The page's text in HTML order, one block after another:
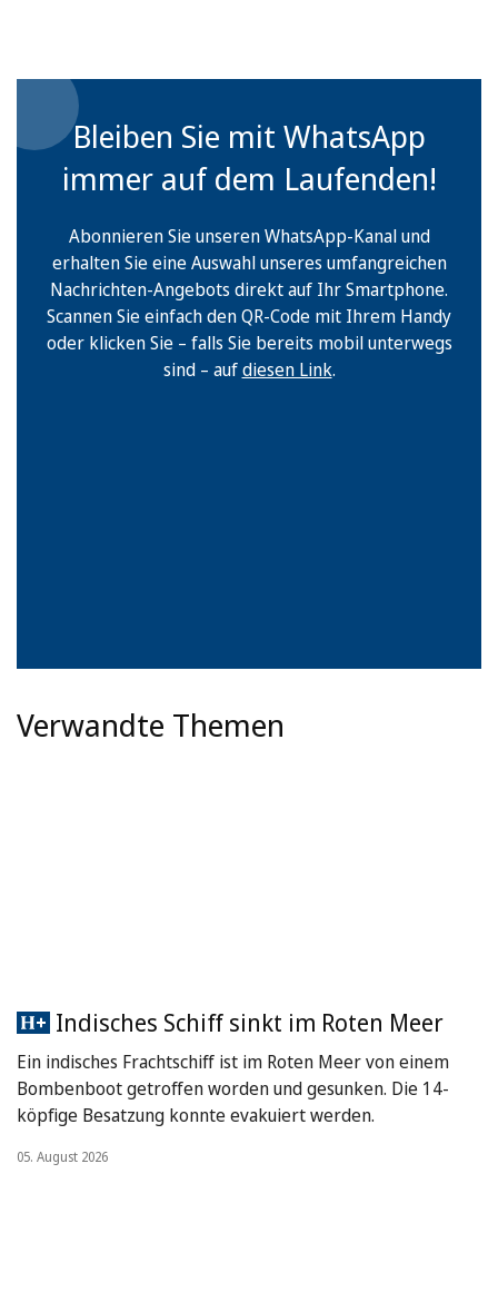
Bleiben Sie mit WhatsApp
immer auf dem Laufenden!
Abonnieren Sie unseren WhatsApp-Kanal und
erhalten Sie eine Auswahl unseres umfangreichen
Nachrichten-Angebots direkt auf Ihr Smartphone.
Scannen Sie einfach den QR-Code mit Ihrem Handy
oder klicken Sie – falls Sie bereits mobil unterwegs
sind – aufdiesen Link.
Verwandte Themen
Indisches Schiff sinkt im Roten Meer
Ein indisches Frachtschiff ist im Roten Meer von einem
Bombenboot getroffen worden und gesunken. Die 14-
köpfige Besatzung konnte evakuiert werden.
05. August 2026